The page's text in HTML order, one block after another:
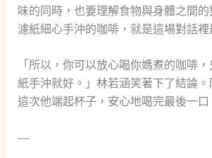
味的同時，也要理解食物與身體之間的
濾紙細心手沖的咖啡，就是這場對話裡
「所以，你可以放心喝你媽煮的咖啡
紙手沖就好。」林若涵笑著下了結論。
這次他端起杯子，安心地喝完最後一口
—